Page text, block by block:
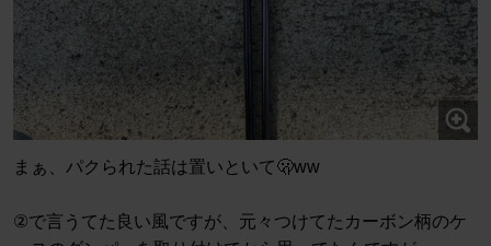
まぁ、パクられた話は置いといて🫢ww
②で言うてた良い風ですが、元々つけてたカーボン柄のケ